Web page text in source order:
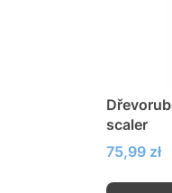
scaler
Cena
75,99 zł